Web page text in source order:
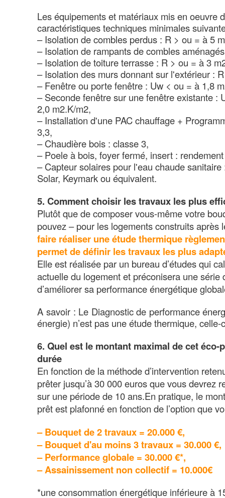
Les équipements et matériaux mis en oeuvre
caractéristiques techniques minimales
– Isolation de combles perdus : R > ou = à 5
– Isolation de rampants de combles
– Isolation de toiture terrasse : R > ou = à 3
– Isolation des murs donnant sur l'extérieur :
– Fenêtre ou porte fenêtre : Uw < ou = à 1,8
– Seconde fenêtre sur une fenêtre existante :
2,0 m2.K/m2,
– Installation d'une PAC chauffage +
3,3,
– Chaudière bois : classe 3,
– Poele à bois, foyer fermé, insert :
– Capteur solaires pour l'eau chaude
Solar, Keymark ou équivalent.
5. Comment choisir les travaux les plus
Plutôt que de composer vous-même votre
pouvez – pour les logements construits après
faire réaliser une étude thermique
permet de définir les travaux les plus
Elle est réalisée par un bureau d’études qui
actuelle du logement et préconisera une série
d’améliorer sa performance énergétique
A savoir : Le Diagnostic de performance
énergie) n’est pas une étude thermique,
6. Quel est le montant maximal de cet éco-
durée
En fonction de la méthode d’intervention
prêter jusqu’à 30 000 euros que vous devrez
sur une période de 10 ans.En pratique, le
prêt est plafonné en fonction de l’option que
– Bouquet de 2 travaux = 20.000 €,
– Bouquet d'au moins 3 travaux = 30.000 €,
– Performance globale = 30.000 €*,
– Assainissement non collectif = 10.000€
*une consommation énergétique inférieure à